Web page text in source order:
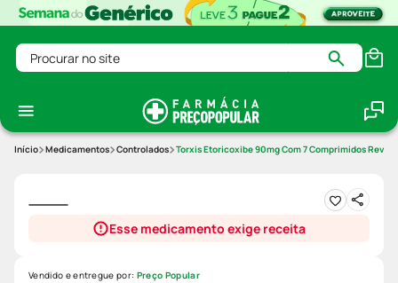
Procurar no site
Medicamentos Controlados Torxis Etoricoxibe 90mg Com 7 Comprimidos
Esse medicamento exige receita
Vendido e entregue por: Preço Popular